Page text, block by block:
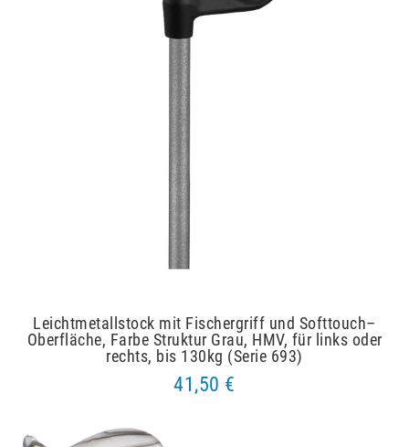
Leichtmetallstock mit Fischergriff und Softtouch–
Oberfläche, Farbe Struktur Grau, HMV, für links oder
rechts, bis 130kg (Serie 693)
41,50 €